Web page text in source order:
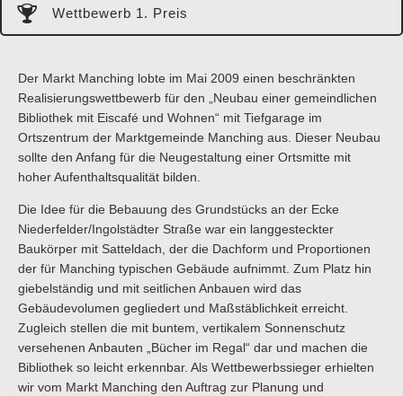
Wettbewerb 1. Preis
Der Markt Manching lobte im Mai 2009 einen beschränkten
Realisierungswettbewerb für den „Neubau einer gemeindlichen
Bibliothek mit Eiscafé und Wohnen“ mit Tiefgarage im
Ortszentrum der Marktgemeinde Manching aus. Dieser Neubau
sollte den Anfang für die Neugestaltung einer Ortsmitte mit
hoher Aufenthaltsqualität bilden.
Die Idee für die Bebauung des Grundstücks an der Ecke
Niederfelder/Ingolstädter Straße war ein langgesteckter
Baukörper mit Satteldach, der die Dachform und Proportionen
der für Manching typischen Gebäude aufnimmt. Zum Platz hin
giebelständig und mit seitlichen Anbauen wird das
Gebäudevolumen gegliedert und Maßstäblichkeit erreicht.
Zugleich stellen die mit buntem, vertikalem Sonnenschutz
versehenen Anbauten „Bücher im Regal“ dar und machen die
Bibliothek so leicht erkennbar. Als Wettbewerbssieger erhielten
wir vom Markt Manching den Auftrag zur Planung und